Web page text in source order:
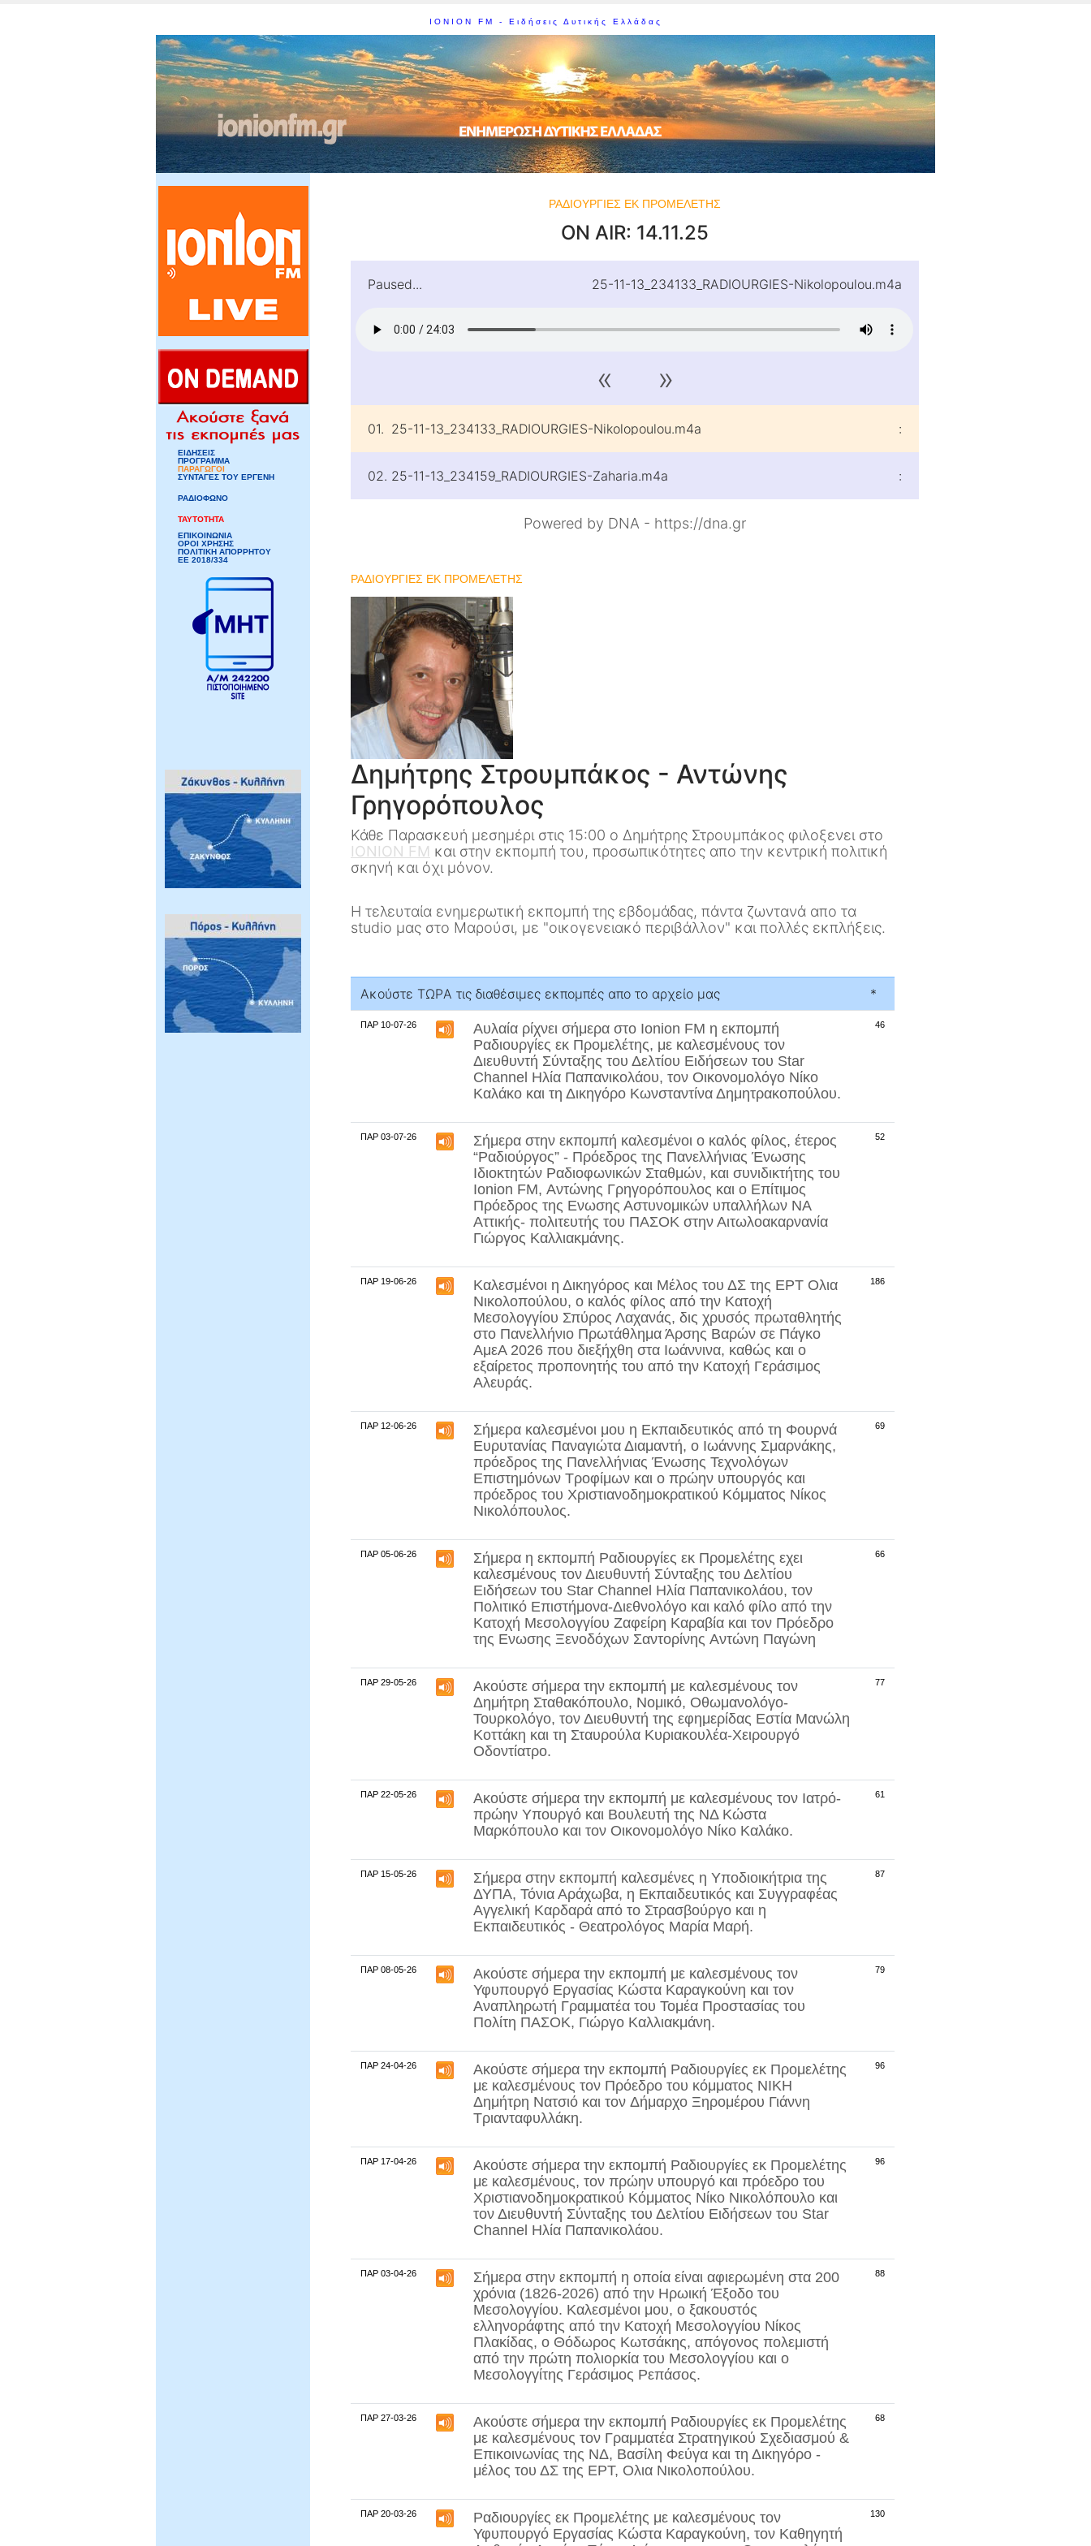
IONION FM - Ειδήσεις Δυτικής Ελλάδας
ΕΙΔΗΣΕΙΣ
ΠΡΟΓΡΑΜΜΑ
ΠΑΡΑΓΩΓΟΙ
ΣΥΝΤΑΓΕΣ ΤΟΥ ΕΡΓΕΝΗ
ΡΑΔΙΟΦΩΝΟ
ΤΑΥΤΟΤΗΤΑ
ΕΠΙΚΟΙΝΩΝΙΑ
ΟΡΟΙ ΧΡΗΣΗΣ
ΠΟΛΙΤΙΚΗ ΑΠΟΡΡΗΤΟΥ
ΕΕ 2018/334
ΡΑΔΙΟΥΡΓΙΕΣ ΕΚ ΠΡΟΜΕΛΕΤΗΣ
ON AIR: 14.11.25
Paused... 25-11-13_234133_RADIOURGIES-Nikolopoulou.m4a
« »
01. 25-11-13_234133_RADIOURGIES-Nikolopoulou.m4a :
02. 25-11-13_234159_RADIOURGIES-Zaharia.m4a :
Powered by DNA - https://dna.gr
ΡΑΔΙΟΥΡΓΙΕΣ ΕΚ ΠΡΟΜΕΛΕΤΗΣ
Δημήτρης Στρουμπάκος - Αντώνης
Γρηγορόπουλος
Κάθε Παρασκευή μεσημέρι στις 15:00 ο Δημήτρης Στρουμπάκος φιλοξενει στο
ΙΟΝΙΟΝ FM και στην εκπομπή του, προσωπικότητες απο την κεντρική πολιτική
σκηνή και όχι μόνον.
Η τελευταία ενημερωτική εκπομπή της εβδομάδας, πάντα ζωντανά απο τα
studio μας στο Μαρούσι, με "οικογενειακό περιβάλλον" και πολλές εκπλήξεις.
Aκούστε ΤΩΡA τις διαθέσιμες εκπομπές απο το αρχείο μας *
ΠΑΡ 10-07-26
Αυλαία ρίχνει σήμερα στο Ionion FM η εκπομπή
Ραδιουργίες εκ Προμελέτης, με καλεσμένους τον
Διευθυντή Σύνταξης του Δελτίου Ειδήσεων του Star
Channel Ηλία Παπανικολάου, τον Οικονομολόγο Νίκο
Καλάκο και τη Δικηγόρο Κωνσταντίνα Δημητρακοπούλου.
46
ΠΑΡ 03-07-26
Σήμερα στην εκπομπή καλεσμένοι ο καλός φίλος, έτερος
“Ραδιούργος” - Πρόεδρος της Πανελλήνιας Ένωσης
Ιδιοκτητών Ραδιοφωνικών Σταθμών, και συνιδικτήτης του
Ionion FM, Αντώνης Γρηγορόπουλος και ο Επίτιμος
Πρόεδρος της Ενωσης Αστυνομικών υπαλλήλων ΝΑ
Αττικής- πολιτευτής του ΠΑΣΟΚ στην Αιτωλοακαρνανία
Γιώργος Καλλιακμάνης.
52
ΠΑΡ 19-06-26 Καλεσμένοι η Δικηγόρος και Μέλος του ΔΣ της ΕΡΤ Ολια
Νικολοπούλου, ο καλός φίλος από την Κατοχή
Μεσολογγίου Σπύρος Λαχανάς, δις χρυσός πρωταθλητής
στο Πανελλήνιο Πρωτάθλημα Άρσης Βαρών σε Πάγκο
ΑμεΑ 2026 που διεξήχθη στα Ιωάννινα, καθώς και ο
εξαίρετος προπονητής του από την Κατοχή Γεράσιμος
Αλευράς.
186
ΠΑΡ 12-06-26
Σήμερα καλεσμένοι μου η Εκπαιδευτικός από τη Φουρνά
Ευρυτανίας Παναγιώτα Διαμαντή, ο Ιωάννης Σμαρνάκης,
πρόεδρος της Πανελλήνιας Ένωσης Τεχνολόγων
Επιστημόνων Τροφίμων και ο πρώην υπουργός και
πρόεδρος του Χριστιανοδημοκρατικού Κόμματος Νίκος
Νικολόπουλος.
69
ΠΑΡ 05-06-26
Σήμερα η εκπομπή Ραδιουργίες εκ Προμελέτης εχει
καλεσμένους τον Διευθυντή Σύνταξης του Δελτίου
Ειδήσεων του Star Channel Ηλία Παπανικολάου, τον
Πολιτικό Επιστήμονα-Διεθνολόγο και καλό φίλο από την
Κατοχή Μεσολογγίου Ζαφείρη Καραβία και τον Πρόεδρο
της Ενωσης Ξενοδόχων Σαντορίνης Αντώνη Παγώνη
66
ΠΑΡ 29-05-26
Ακούστε σήμερα την εκπομπή με καλεσμένους τον
Δημήτρη Σταθακόπουλο, Νομικό, Οθωμανολόγο-
Τουρκολόγο, τον Διευθυντή της εφημερίδας Εστία Μανώλη
Κοττάκη και τη Σταυρούλα Κυριακουλέα-Χειρουργό
Οδοντίατρο.
77
ΠΑΡ 22-05-26
Ακούστε σήμερα την εκπομπή με καλεσμένους τον Ιατρό-
πρώην Υπουργό και Βουλευτή της ΝΔ Κώστα
Μαρκόπουλο και τον Οικονομολόγο Νίκο Καλάκο.
61
ΠΑΡ 15-05-26
Σήμερα στην εκπομπή καλεσμένες η Υποδιοικήτρια της
ΔΥΠΑ, Τόνια Αράχωβα, η Εκπαιδευτικός και Συγγραφέας
Αγγελική Καρδαρά από το Στρασβούργο και η
Εκπαιδευτικός - Θεατρολόγος Μαρία Μαρή.
87
ΠΑΡ 08-05-26
Ακούστε σήμερα την εκπομπή με καλεσμένους τον
Υφυπουργό Εργασίας Κώστα Καραγκούνη και τον
Αναπληρωτή Γραμματέα του Τομέα Προστασίας του
Πολίτη ΠΑΣΟΚ, Γιώργο Καλλιακμάνη.
79
ΠΑΡ 24-04-26
Ακούστε σήμερα την εκπομπή Ραδιουργίες εκ Προμελέτης
με καλεσμένους τον Πρόεδρο του κόμματος ΝΙΚΗ
Δημήτρη Νατσιό και τον Δήμαρχο Ξηρομέρου Γιάννη
Τριανταφυλλάκη.
96
ΠΑΡ 17-04-26
Ακούστε σήμερα την εκπομπή Ραδιουργίες εκ Προμελέτης
με καλεσμένους, τον πρώην υπουργό και πρόεδρο του
Χριστιανοδημοκρατικού Κόμματος Νίκο Νικολόπουλο και
τον Διευθυντή Σύνταξης του Δελτίου Ειδήσεων του Star
Channel Ηλία Παπανικολάου.
96
ΠΑΡ 03-04-26 Σήμερα στην εκπομπή η οποία είναι αφιερωμένη στα 200
χρόνια (1826-2026) από την Ηρωική Έξοδο του
Μεσολογγίου. Καλεσμένοι μου, ο ξακουστός
ελληνοράφτης από την Κατοχή Μεσολογγίου Νίκος
Πλακίδας, ο Θόδωρος Κωτσάκης, απόγονος πολεμιστή
από την πρώτη πολιορκία του Μεσολογγίου και ο
Μεσολογγίτης Γεράσιμος Ρεπάσος.
88
ΠΑΡ 27-03-26
Ακούστε σήμερα την εκπομπή Ραδιουργίες εκ Προμελέτης
με καλεσμένους τον Γραμματέα Στρατηγικού Σχεδιασμού &
Επικοινωνίας της ΝΔ, Βασίλη Φεύγα και τη Δικηγόρο -
μέλος του ΔΣ της ΕΡΤ, Ολια Νικολοπούλου.
68
ΠΑΡ 20-03-26
Ραδιουργίες εκ Προμελέτης με καλεσμένους τον
Υφυπουργό Εργασίας Κώστα Καραγκούνη, τον Καθηγητή
130